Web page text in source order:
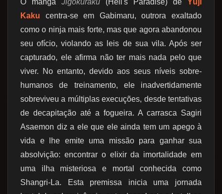
O mangá Jigokuraku (Hell's Paradise) de
Yūji
Kaku centra-se em Gabimaru, outrora exaltado
como o ninja mais forte, mas que agora abandonou
seu ofício, violando as leis de sua vila. Após ser
capturado, ele afirma não ter mais nada pelo que
viver. No entanto, devido aos seus níveis sobre-
humanos de treinamento, ele inadvertidamente
sobreviveu a múltiplas execuções, desde tentativas
de decapitação até a fogueira. A carrasca Sagiri
Asaemon diz a ele que ele ainda tem um apego à
vida e lhe emite uma missão para ganhar sua
absolvição: encontrar o elixir da imortalidade em
uma ilha misteriosa e mortal conhecida como
Shangri-La. Esta premissa inicia uma jornada